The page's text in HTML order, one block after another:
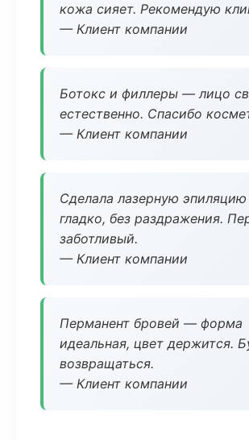
кожа сияет. Рекомендую
— Клиент компании
Ботокс и филлеры — лицо
естественно. Спасибо
— Клиент компании
Сделала лазерную
гладко, без раздражения.
заботливый.
— Клиент компании
Перманент бровей — форма
идеальная, цвет держится.
возвращаться.
— Клиент компании